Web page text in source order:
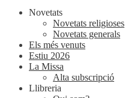
Novetats
Novetats religioses
Novetats generals
Els més venuts
Estiu 2026
La Missa
Alta subscripció
Llibreria